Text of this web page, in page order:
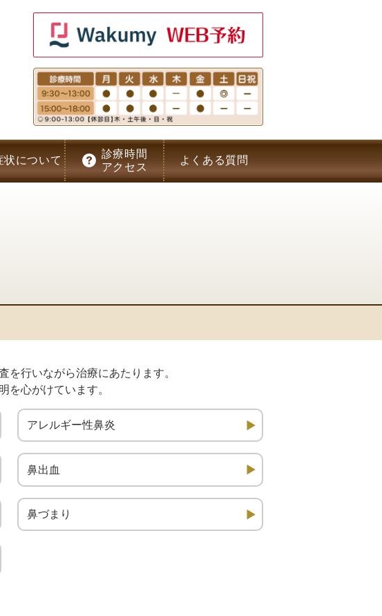
戸田耳鼻咽喉科｜戸田市 蕨市 武蔵浦
状について
診療時間
アクセス
よくある質問
を行いながら治療にあたります。
を心がけています。
アレルギー性鼻炎
鼻出血
鼻づまり